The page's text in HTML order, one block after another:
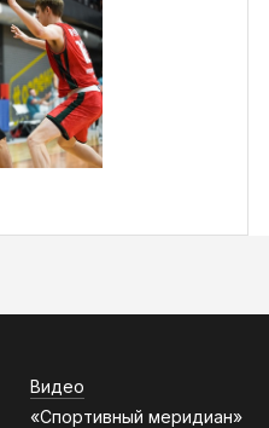
Видео
«Спортивный меридиан»